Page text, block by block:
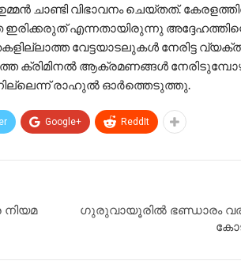
ചാണ്ടി വിഭാവനം ചെയ്തത്.
എന്നതായിരുന്നു
വേട്ടയാടലുകള്‍ നേരിട്ട
ക്രിമിനല്‍ ആക്രമണങ്ങള്‍
രാഹുല്‍ ഓര്‍ത്തെടുത്തു.
Google+ ReddIt
നിയമ
ഗുരുവായൂരിൽ ഭണ്ഡാരം